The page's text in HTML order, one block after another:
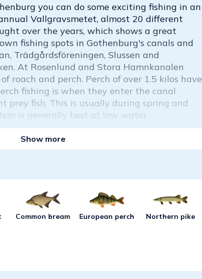
you can do some exciting fishing in an
Vallgravsmetet, almost 20 different
over the years, which shows a great
fishing spots in Gothenburg's canals and
Trädgårdsföreningen, Slussen and
At Rosenlund and Stora Hamnkanalen
roach and perch. Perch of over 1.5 kilos have
fishing is when they enter the canal
prey fish. This is usually during spring and
is generally best at low water
in recent times that is now numerous
area and canals is the blackmouth
invasive species that should be killed when
Show more
Common bream European perch Northern pike